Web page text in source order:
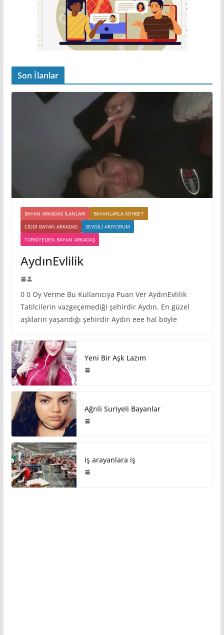
Son İlanlar
BAYAN ARKADAS ILANLARI
BAYANLARLA SOHBET
CIDDI BAYAN ARKADAS
SEVGILI ARIYORUM
TÜRKIYEDEN BAYAN ARKADAŞ
AydınEvlilik
0 0 Oy Verme Bu Kullanıcıya Puan Ver AydınEvlilik
Tatilcilerin vazgeçemediği şehirdir Aydın. En güzel
aşkların yaşandığı şehirdir Aydın eee hal böyle
Yeni Bir Aşk Lazım
Ağrıli Suriyeli Bayanlar
iş arayanlara iş